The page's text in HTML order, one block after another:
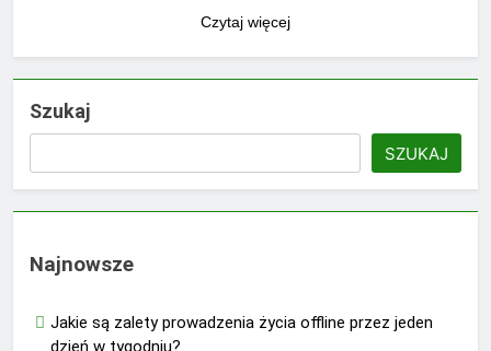
Czytaj więcej
Szukaj
SZUKAJ
Najnowsze
Jakie są zalety prowadzenia życia offline przez jeden
dzień w tygodniu?